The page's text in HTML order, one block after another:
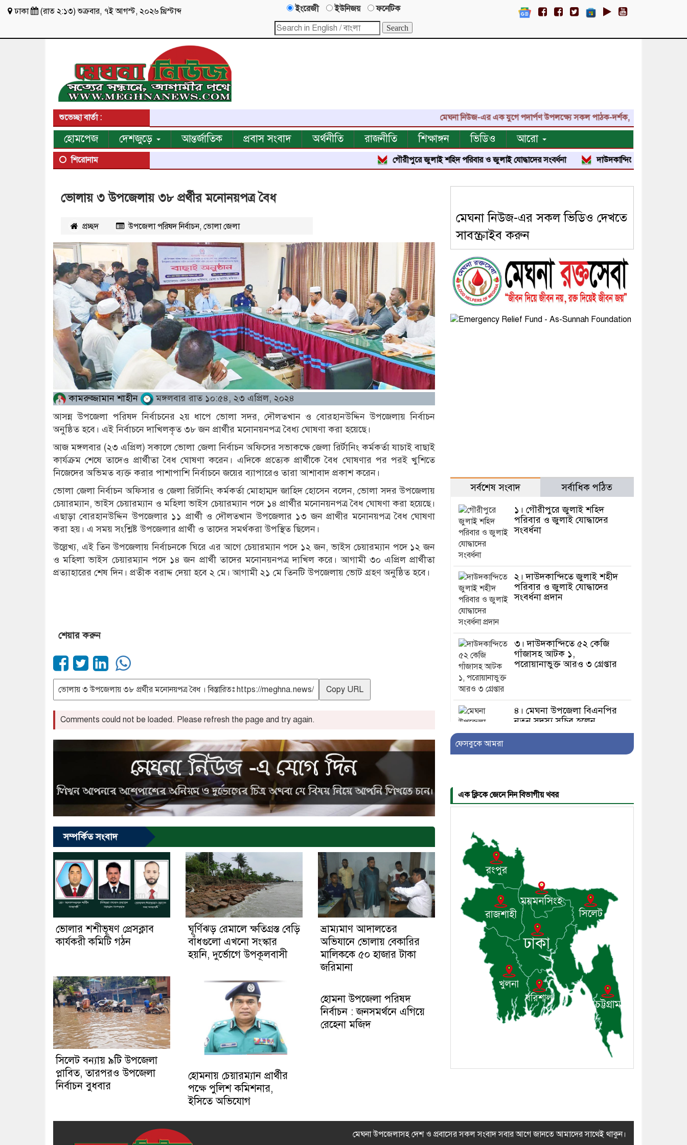
ঢাকা (রাত ২:১৩)শুক্রবার, ৭ই আগস্ট, ২০২৬ খ্রিস্টাব্দ ইংরেজী ইউনিজয় ফনেটিক
শুভেচ্ছা বার্তা : মেঘনা নিউজ-এর এক যুগে পদার্পণ উপলক্ষ্যে সকল পাঠক-দর্শক, প্রতিনিধি, শুভাকাঙ্ক্ষী,
হোমপেজ দেশজুড়ে আন্তর্জাতিক প্রবাস সংবাদ অর্থনীতি রাজনীতি শিক্ষাঙ্গন ভিডিও আরো
শিরোনাম গৌরীপুরে জুলাই শহিদ পরিবার ও জুলাই যোদ্ধাদের সংবর্ধনা দাউদকান্দিতে জুলাই শহীদ পরিবার ও
ভোলায় ৩ উপজেলায় ৩৮ প্রর্থীর মনোনয়পত্র বৈধ
প্রচ্ছদ উপজেলা পরিষদ নির্বাচন, ভোলা জেলা
কামরুজ্জামান শাহীন
মঙ্গলবার রাত ১০:৫৪, ২৩ এপ্রিল, ২০২৪
আসন্ন উপজেলা পরিষদ নির্বাচনের ২য় ধাপে ভোলা সদর, দৌলতখান ও বোরহানউদ্দিন উপজেলায় নির্বাচন
অনুষ্ঠিত হবে। এই নির্বাচনে দাখিলকৃত ৩৮ জন প্রার্থীর মনোনয়নপত্র বৈধ্য ঘোষণা করা হয়েছে।
আজ মঙ্গলবার (২৩ এপ্রিল) সকালে ভোলা জেলা নির্বাচন অফিসের সভাকক্ষে জেলা রির্টানিং কর্মকর্তা যাচাই বাছাই
কার্যক্রম শেষে তাদেও প্রার্থীতা বৈধ ঘোষণা করেন। এদিকে প্রত্যেক প্রার্থীকে বৈধ ঘোষণার পর পরই খুশিতে
নিজেদের অভিমত ব্যক্ত করার পাশাপাশি নির্বাচনে জয়ের ব্যাপারেও তারা আশাবাদ প্রকাশ করেন।
ভোলা জেলা নির্বাচন অফিসার ও জেলা রির্টানিং কর্মকর্তা মোহাম্মদ জাহিদ হোসেন বলেন, ভোলা সদর উপজেলায়
চেয়ারম্যান, ভাইস চেয়ারম্যান ও মহিলা ভাইস চেয়ারম্যান পদে ১৪ প্রার্থীর মনোনয়নপত্র বৈধ ঘোষণা করা হয়েছে।
এছাড়া বোরহানউদ্দিন উপজেলার ১১ প্রার্থী ও দৌলতখান উপজেলার ১৩ জন প্রাথীর মনোনয়পত্র বৈধ ঘোষণা
করা হয়। এ সময় সংশ্লিষ্ট উপজেলার প্রার্থী ও তাদের সমর্থকরা উপস্থিত ছিলেন।
উল্লেখ্য, এই তিন উপজেলায় নির্বাচনকে ঘিরে এর আগে চেয়ারম্যান পদে ১২ জন, ভাইস চেয়ারম্যান পদে ১২ জন
ও মহিলা ভাইস চেয়ারম্যান পদে ১৪ জন প্রার্থী তাদের মনোনয়নপত্র দাখিল করে। আগামী ৩০ এপ্রিল প্রার্থীতা
প্রত্যাহারের শেষ দিন। প্রতীক বরাদ্দ দেয়া হবে ২ মে। আগামী ২১ মে তিনটি উপজেলায় ভোট গ্রহণ অনুষ্ঠিত হবে।
শেয়ার করুন
Copy URL
Comments could not be loaded. Please refresh the page and try again.
সম্পর্কিত সংবাদ
ভোলার শশীভূষণ প্রেসক্লাব
কার্যকরী কমিটি গঠন
ঘূর্ণিঝড় রেমালে ক্ষতিগ্রস্ত বেড়ি
বাঁধগুলো এখনো সংস্কার
হয়নি, দুর্ভোগে উপকূলবাসী
ভ্রাম্যমাণ আদালতের
অভিযানে ভোলায় বেকারির
মালিককে ৫০ হাজার টাকা
জরিমানা
সিলেট বন্যায় ৯টি উপজেলা
প্লাবিত, তারপরও উপজেলা
নির্বাচন বুধবার
হোমনায় চেয়ারম্যান প্রার্থীর
পক্ষে পুলিশ কমিশনার,
ইসিতে অভিযোগ
হোমনা উপজেলা পরিষদ
নির্বাচন : জনসমর্থনে এগিয়ে
রেহেনা মজিদ
মেঘনা নিউজ-এর সকল ভিডিও দেখতে
সাবস্ক্রাইব করুন
সর্বশেষ সংবাদ সর্বাধিক পঠিত
১। গৌরীপুরে জুলাই শহিদ
পরিবার ও জুলাই যোদ্ধাদের
সংবর্ধনা
২। দাউদকান্দিতে জুলাই শহীদ
পরিবার ও জুলাই যোদ্ধাদের
সংবর্ধনা প্রদান
৩। দাউদকান্দিতে ৫২ কেজি
গাঁজাসহ আটক ১,
পরোয়ানাভুক্ত আরও ৩ গ্রেপ্তার
৪। মেঘনা উপজেলা বিএনপির
নতুন সদস্য সচিব হলেন
সালাউদ্দিন সরকার
৫। জেলা পুলিশ সুপার থেকে
সম্মাননা পেলেন দাউদকান্দি
মডেল থানার এএসআই সজল
৬। দাউদকান্দিতে উপজেলা
আইন-শৃঙ্খলা কমিটির মাসিক
সভা অনুষ্ঠিত
৭। দাউদকান্দিতে মুচি
সম্প্রদায়ের খোঁজখবর নিলেন ড.
খন্দকার মারুফ হোসেন
৮। মেঘনায় আইন-শৃঙ্খলা
কমিটির মাসিক সভা অনুষ্ঠিত
৯। জাতীয় নেতা ড. খন্দকার
মোশাররফ হোসেনের মূল্যায়ন
কোথায় এবং একটি বিশ্লেষণ
প্রাণনাশের হুমকির অভিযোগ
ফেসবুকে আমরা
এক ক্লিকে জেনে নিন বিভাগীয় খবর
মেঘনা উপজেলাসহ দেশ ও প্রবাসের সকল সংবাদ সবার আগে জানতে আমাদের সাথেই থাকুন।